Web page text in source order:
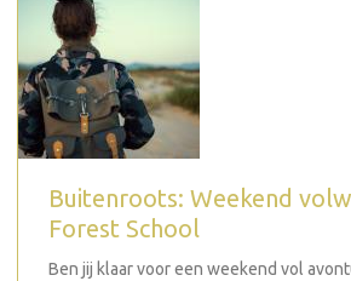
Buitenroots: Weekend
Forest School
Ben jij klaar voor een weekend vol